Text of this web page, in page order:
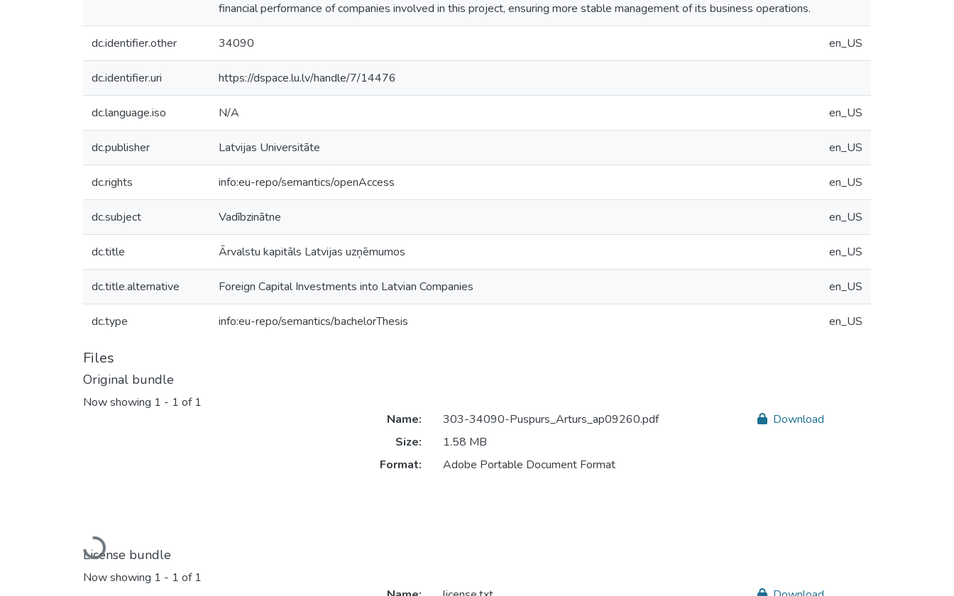
financial performance of companies involved in this project, ensuring more stable management of its business operations.
dc.identifier.other 34090 en_US
dc.identifier.uri https://dspace.lu.lv/handle/7/14476
dc.language.iso N/A en_US
dc.publisher Latvijas Universitāte en_US
dc.rights info:eu-repo/semantics/openAccess en_US
dc.subject Vadībzinātne en_US
dc.title Ārvalstu kapitāls Latvijas uzņēmumos en_US
dc.title.alternative Foreign Capital Investments into Latvian Companies en_US
dc.type info:eu-repo/semantics/bachelorThesis en_US
Files
Original bundle
Now showing 1 - 1 of 1
Loading...
Name:
303-34090-Puspurs_Arturs_ap09260.pdf
Size:
1.58 MB
Format:
Adobe Portable Document Format
Download
License bundle
Now showing 1 - 1 of 1